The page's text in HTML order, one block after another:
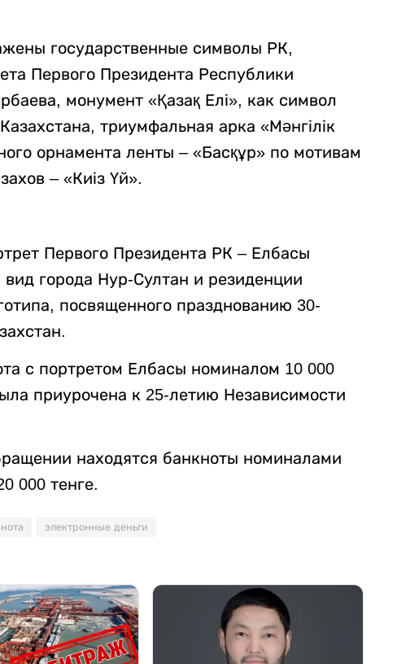
государственные символы РК,
Первого Президента Республики
монумент «Қазақ Елі», как символ
триумфальная арка «Мәнгілік
орнамента ленты – «Басқұр» по мотивам
– «Киіз Үй».
Первого Президента РК – Елбасы
города Нур-Султан и резиденции
посвященного празднованию 30-
с портретом Елбасы номиналом 10 000
приурочена к 25-летию Независимости
находятся банкноты номиналами
000 тенге.
электронные деньги